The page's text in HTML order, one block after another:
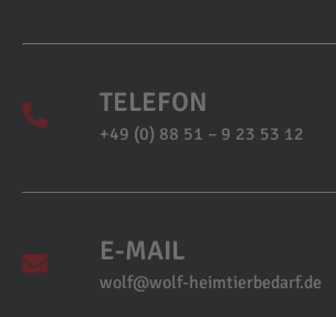
TELEFON
+49 (0) 88 51 – 9 23 53 12
E-MAIL
wolf@wolf-heimtierbedarf.de